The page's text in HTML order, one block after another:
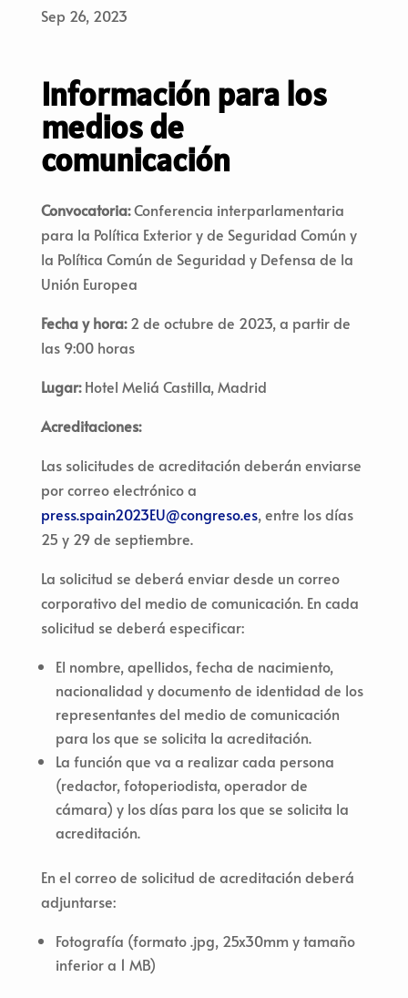
Sep 26, 2023
Información para los
medios de
comunicación
Convocatoria:Conferencia interparlamentaria
para la Política Exterior y de Seguridad Común y
la Política Común de Seguridad y Defensa de la
Unión Europea
Fecha y hora:2 de octubre de 2023, a partir de
las 9:00 horas
Lugar:Hotel Meliá Castilla, Madrid
Acreditaciones:
Las solicitudes de acreditación deberán enviarse
por correo electrónico a
press.spain2023EU@congreso.es, entre los días
25 y 29 de septiembre.
La solicitud se deberá enviar desde un correo
corporativo del medio de comunicación. En cada
solicitud se deberá especificar:
El nombre, apellidos, fecha de nacimiento,
nacionalidad y documento de identidad de los
representantes del medio de comunicación
para los que se solicita la acreditación.
La función que va a realizar cada persona
(redactor, fotoperiodista, operador de
cámara) y los días para los que se solicita la
acreditación.
En el correo de solicitud de acreditación deberá
adjuntarse:
Fotografía (formato .jpg, 25x30mm y tamaño
inferior a 1 MB)